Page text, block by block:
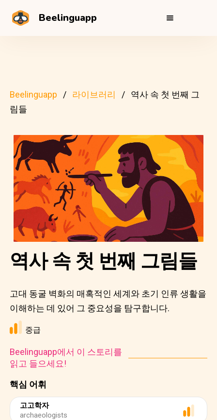
Beelinguapp
Beelinguapp 라이브러리
역사 속 첫 번째 그
림들
핵심 어휘
고고학자
archaeologists
역사 속 첫 번째 그림들
고대 동굴 벽화의 매혹적인 세계와 초기 인류 생활을
이해하는 데 있어 그 중요성을 탐구합니다.
중급
Beelinguapp에서 이 스토리를
읽고 들으세요!